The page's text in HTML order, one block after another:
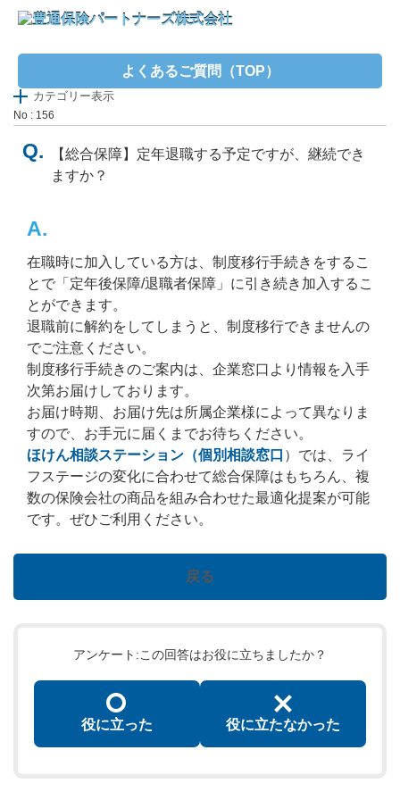
よくあるご質問（TOP）
カテゴリー表示
No : 156
【総合保障】定年退職する予定ですが、継続でき
ますか？
在職時に加入している方は、制度移行手続きをするこ
とで「定年後保障/退職者保障」に引き続き加入するこ
とができます。
退職前に解約をしてしまうと、制度移行できませんの
でご注意ください。
制度移行手続きのご案内は、企業窓口より情報を入手
次第お届けしております。
お届け時期、お届け先は所属企業様によって異なりま
すので、お手元に届くまでお待ちください。
ほけん相談ステーション（個別相談窓口 ）では、ライ
フステージの変化に合わせて総合保障はもちろん、複
数の保険会社の商品を組み合わせた最適化提案が可能
です。ぜひご利用ください。
戻る
アンケート:この回答はお役に立ちましたか？
役に立った 役に立たなかった